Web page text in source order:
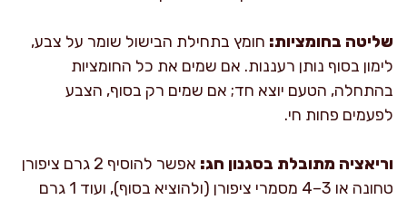
שליטה בחומציות: חומץ בתחילת הבישול שומר על צבע,
לימון בסוף נותן רעננות. אם שמים את כל החומציות
בהתחלה, הטעם יוצא חד; אם שמים רק בסוף, הצבע
לפעמים פחות חי.
וריאציה מתובלת בסגנון חג:
אפשר להוסיף 2 גרם ציפורן
טחונה או 3–4 מסמרי ציפורן (ולהוציא בסוף), ועוד 1 גרם